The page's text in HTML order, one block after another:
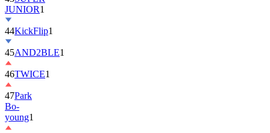
JUNIOR1
44KickFlip1
45AND2BLE1
46TWICE1
47Park
Bo-
young1